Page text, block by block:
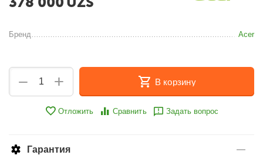
Бренд Acer
+
− В корзину
Отложить Сравнить Задать вопрос
Гарантия